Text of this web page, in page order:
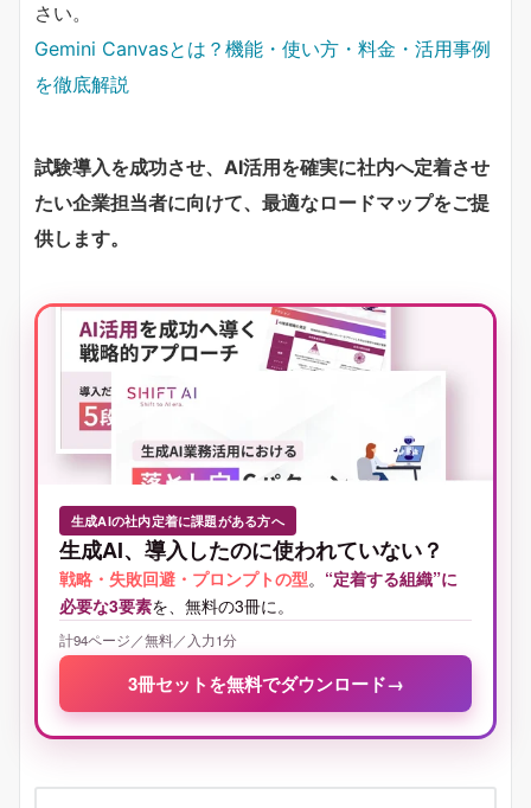
さい。
Gemini Canvasとは？機能・使い方・料金・活用事例
を徹底解説
試験導入を成功させ、AI活用を確実に社内へ定着させ
たい企業担当者に向けて、最適なロードマップをご提
供します。
生成AIの社内定着に課題がある方へ
生成AI、導入したのに使われていない？
戦略・失敗回避・プロンプトの型。 “定着する組織”に
必要な3要素を、無料の3冊に。
計94ページ／無料／入力1分
3冊セットを無料でダウンロード→